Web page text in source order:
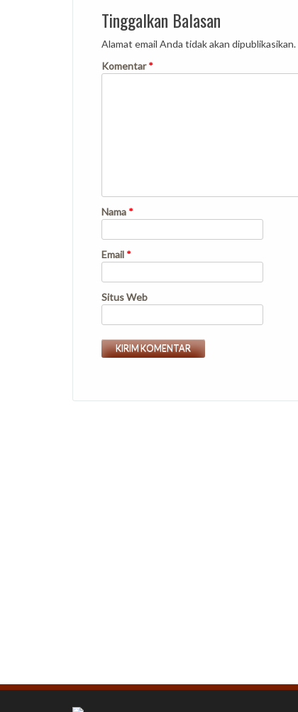
Tinggalkan Balasan
Alamat email Anda tidak akan dipublikasikan.
Komentar*
Nama *
Email *
Situs Web